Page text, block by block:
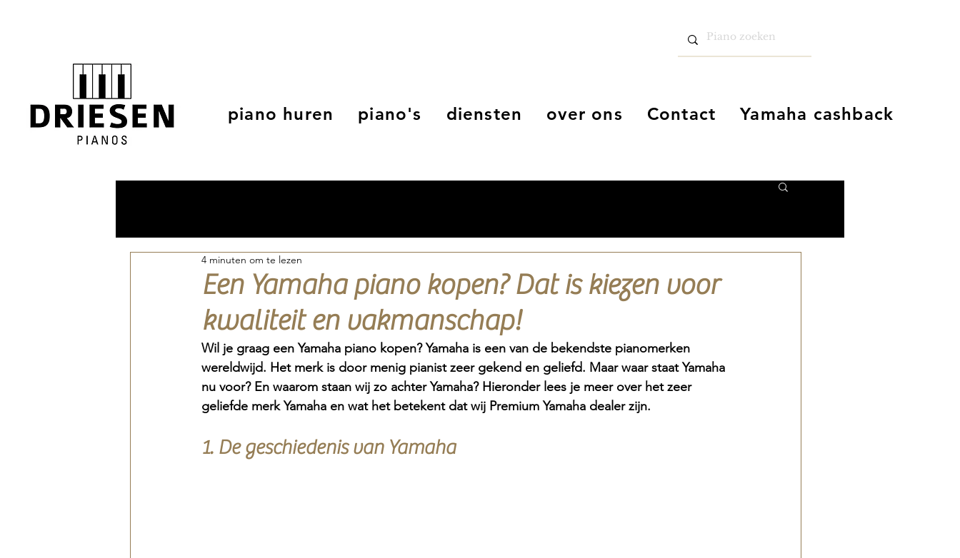
piano huren piano's diensten over ons Contact Yamaha cashback
Een Yamaha piano kopen? Dat is kiezen voor
kwaliteit en vakmanschap!
4 minuten om te lezen
Wil je graag een Yamaha piano kopen? Yamaha is een van de bekendste pianomerken
wereldwijd. Het merk is door menig pianist zeer gekend en geliefd. Maar waar staat Yamaha
nu voor? En waarom staan wij zo achter Yamaha? Hieronder lees je meer over het zeer
geliefde merk Yamaha en wat het betekent dat wij Premium Yamaha dealer zijn.
1. De geschiedenis van Yamaha